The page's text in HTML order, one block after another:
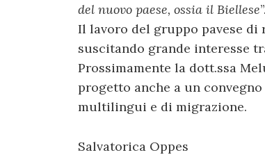
del nuovo paese, ossia il Biellese”.
Il lavoro del gruppo pavese
suscitando grande interesse
Prossimamente la dott.ssa
progetto anche a un
multilingui e di migrazione.
Salvatorica Oppes